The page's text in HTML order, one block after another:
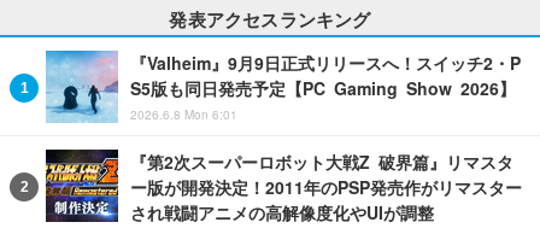
発表アクセスランキング
『Valheim』9月9日正式リリースへ！スイッチ2・P
S5版も同日発売予定【PC Gaming Show 2026】
2026.6.8 Mon 6:01
『第2次スーパーロボット大戦Z 破界篇』リマスタ
ー版が開発決定！2011年のPSP発売作がリマスター
され戦闘アニメの高解像度化やUIが調整